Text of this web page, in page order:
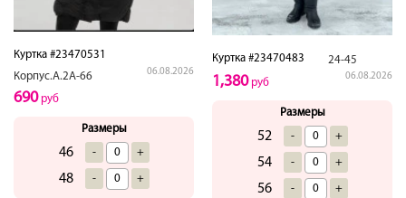
Куртка #23470531
Корпус.А.2А-66
06.08.2026
690руб
Размеры
46 - +
48 - +
Куртка #23470483 24-45
06.08.2026
1,380руб
Размеры
52 - +
54 - +
56 - +